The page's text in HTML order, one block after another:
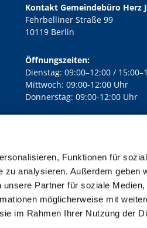
Funktionen für
zu analysieren. Außerdem geben
Partner für soziale Medien,
möglicherweise mit
im Rahmen Ihrer Nutzung der
Kontakt Gemeindebüro Herz
Fehrbelliner Straße 99
10119 Berlin
Öffnungszeiten:
Dienstag: 09:00–12:00 /
Mittwoch: 09:00-12:00 Uhr
Donnerstag: 09:00-12:00 Uhr
88C, 10965 Berlin
Impressum